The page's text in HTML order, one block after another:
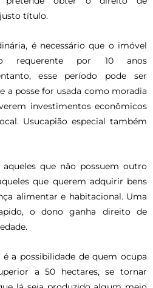
título.
é necessário que o imóvel
requerente por 10 anos
esse período pode ser
a posse for usada como moradia
investimentos econômicos
Usucapião especial também
aqueles que não possuem outro
que querem adquirir bens
alimentar e habitacional. Uma
o dono ganha direito de
a possibilidade de quem ocupa
a 50 hectares, se tornar